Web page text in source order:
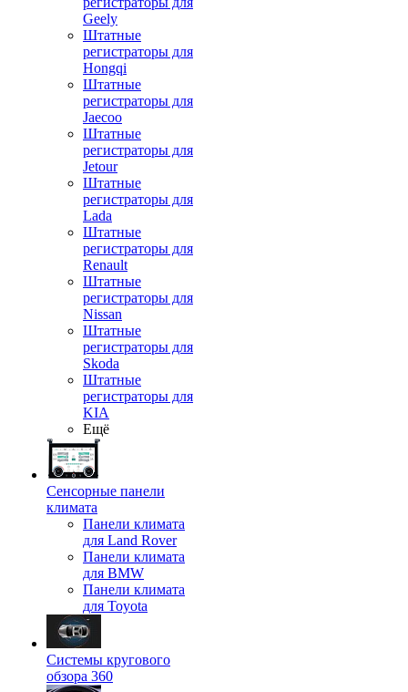
Geely
Штатные
регистраторы для
Hongqi
Штатные
регистраторы для
Jaecoo
Штатные
регистраторы для
Jetour
Штатные
регистраторы для
Lada
Штатные
регистраторы для
Renault
Штатные
регистраторы для
Nissan
Штатные
регистраторы для
Skoda
Штатные
регистраторы для
KIA
Ещё
Сенсорные панели
климата
Панели климата
для Land Rover
Панели климата
для BMW
Панели климата
для Toyota
Системы кругового
обзора 360